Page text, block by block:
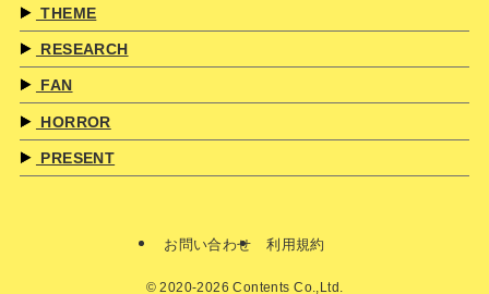
THEME
RESEARCH
FAN
HORROR
PRESENT
お問い合わせ 利用規約
© 2020-2026 Contents Co.,Ltd.